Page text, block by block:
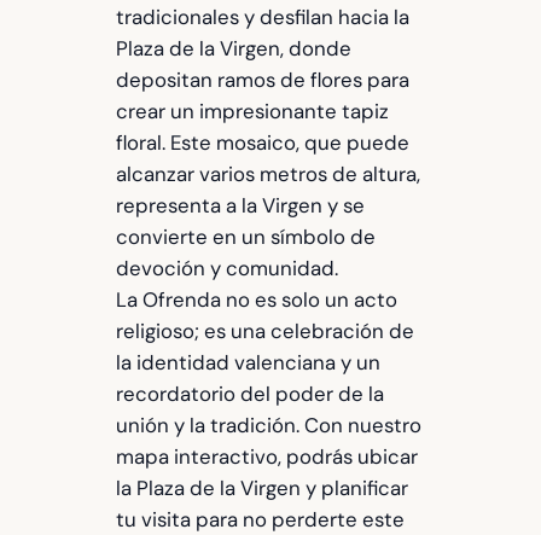
tradicionales y desfilan hacia la
Plaza de la Virgen, donde
depositan ramos de flores para
crear un impresionante tapiz
floral. Este mosaico, que puede
alcanzar varios metros de altura,
representa a la Virgen y se
convierte en un símbolo de
devoción y comunidad.
La Ofrenda no es solo un acto
religioso; es una celebración de
la identidad valenciana y un
recordatorio del poder de la
unión y la tradición. Con nuestro
mapa interactivo, podrás ubicar
la Plaza de la Virgen y planificar
tu visita para no perderte este